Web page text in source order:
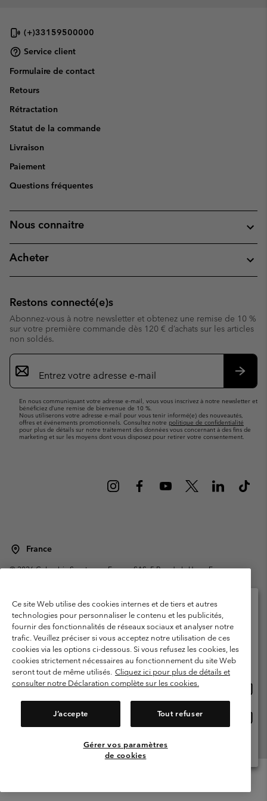
(+)33159500000
Service client
Formulaire de contact
Retours
Rétractation
Statut de la commande
Livraison
Paiement
Questions fréquentes
Nous connaitre
Acheter
Restons connecté(e)s
Abonnez-vous à notre newsletter et obtenez une remise de 10 %
sur votre première commande dès 120 € d’achats sur les articles
non soldés.
Inscription
par
e-
En nous communiquant votre adresse e-mail, vous vous inscrivez à notre newsletter et
bénéficiez d’une remise de bienvenue de 10 %.
Nous utiliserons votre adresse e-mail pour vous tenir informé(e) des nouveautés,
offres et événements promotionnels. Consultez notre politique de confidentialité
pour plus de détails sur notre traitement des données vous concernant à des fins de
marketing et sur les moyens dont vous disposez pour retirer votre consentement.
France
©2026Columbia Sportswear Europe SAS. 5 Rue de la Haye, Espace
Garanties Légales
Politique de confidentialité
Conditions d'utilisation - Membres
Conditions D'utilisation - Contenu généré par l'utilisateur
Impressum
Cookies
Public CBCR
Ce site Web utilise des cookies internes et de tiers et autres
technologies pour personnaliser le contenu et les publicités,
fournir des fonctionnalités de réseaux sociaux et analyser notre
trafic. Veuillez préciser si vous acceptez notre utilisation de ces
cookies via les options ci-dessous. Si vous refusez les cookies, les
cookies strictement nécessaires au fonctionnement du site Web
seront tout de même utilisés. Cliquez ici pour plus de détails et
consulter notre Déclaration complète sur les cookies.
J’accepte Tout refuser
Gérer vos paramètres
de cookies
Veuillez sélectionner votre pays d’expédition et
votre langue
Achats en ligne disponibles
United States
ligne
France
Voir Tous Les Pays